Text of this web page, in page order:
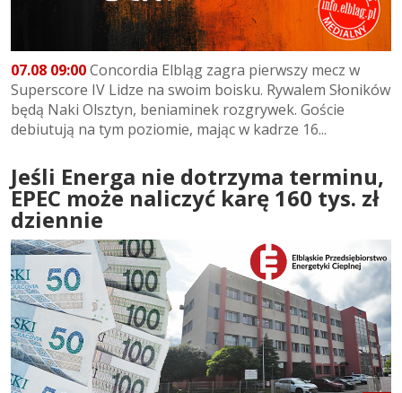
07.08 09:00Concordia Elbląg zagra pierwszy mecz w
Superscore IV Lidze na swoim boisku. Rywalem Słoników
będą Naki Olsztyn, beniaminek rozgrywek. Goście
debiutują na tym poziomie, mając w kadrze 16...
Jeśli Energa nie dotrzyma terminu,
EPEC może naliczyć karę 160 tys. zł
dziennie